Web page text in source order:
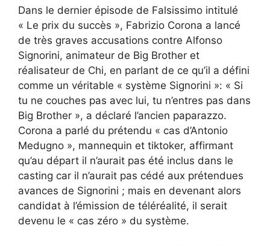
Dans le dernier épisode de Falsissimo intitulé
« Le prix du succès », Fabrizio Corona a lancé
de très graves accusations contre Alfonso
Signorini, animateur de Big Brother et
réalisateur de Chi, en parlant de ce qu’il a défini
comme un véritable « système Signorini »: « Si
tu ne couches pas avec lui, tu n’entres pas dans
Big Brother », a déclaré l’ancien paparazzo.
Corona a parlé du prétendu « cas d’Antonio
Medugno », mannequin et tiktoker, affirmant
qu’au départ il n’aurait pas été inclus dans le
casting car il n’aurait pas cédé aux prétendues
avances de Signorini ; mais en devenant alors
candidat à l’émission de téléréalité, il serait
devenu le « cas zéro » du système.